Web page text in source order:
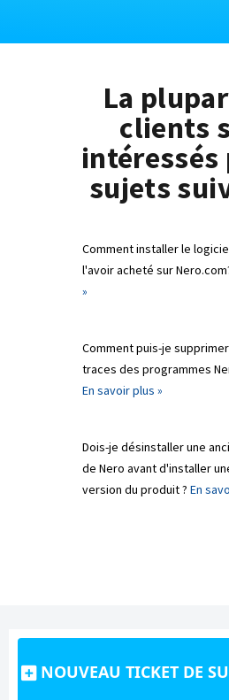
La
clients
intéressés
sujets
Comment installer le
l'avoir acheté sur
»
Comment puis-je
traces des programmes
En savoir plus »
Dois-je désinstaller une
de Nero avant d'installer
version du produit ? En
NOUVEAU TICKET DE